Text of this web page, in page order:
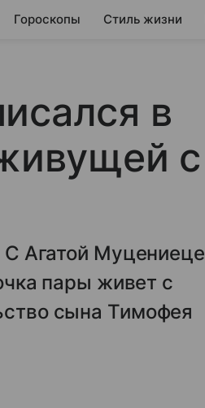
Гороскопы Стиль жизни
в
с
С Агатой Муцениеце
пары живет с
сына Тимофея